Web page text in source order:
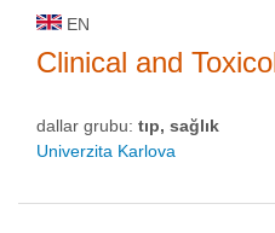
EN
Clinical and
dallar grubu: tıp, sağlık
Univerzita Karlova